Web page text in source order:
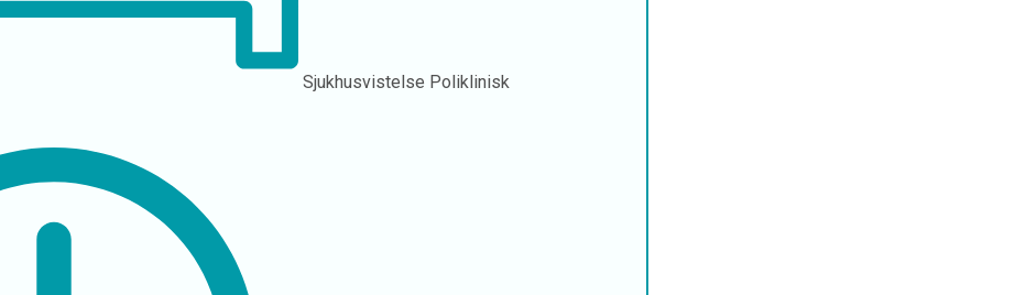
Sjukhusvistelse Poliklinisk